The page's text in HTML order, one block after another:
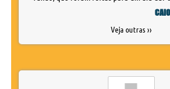
Veja outras ››